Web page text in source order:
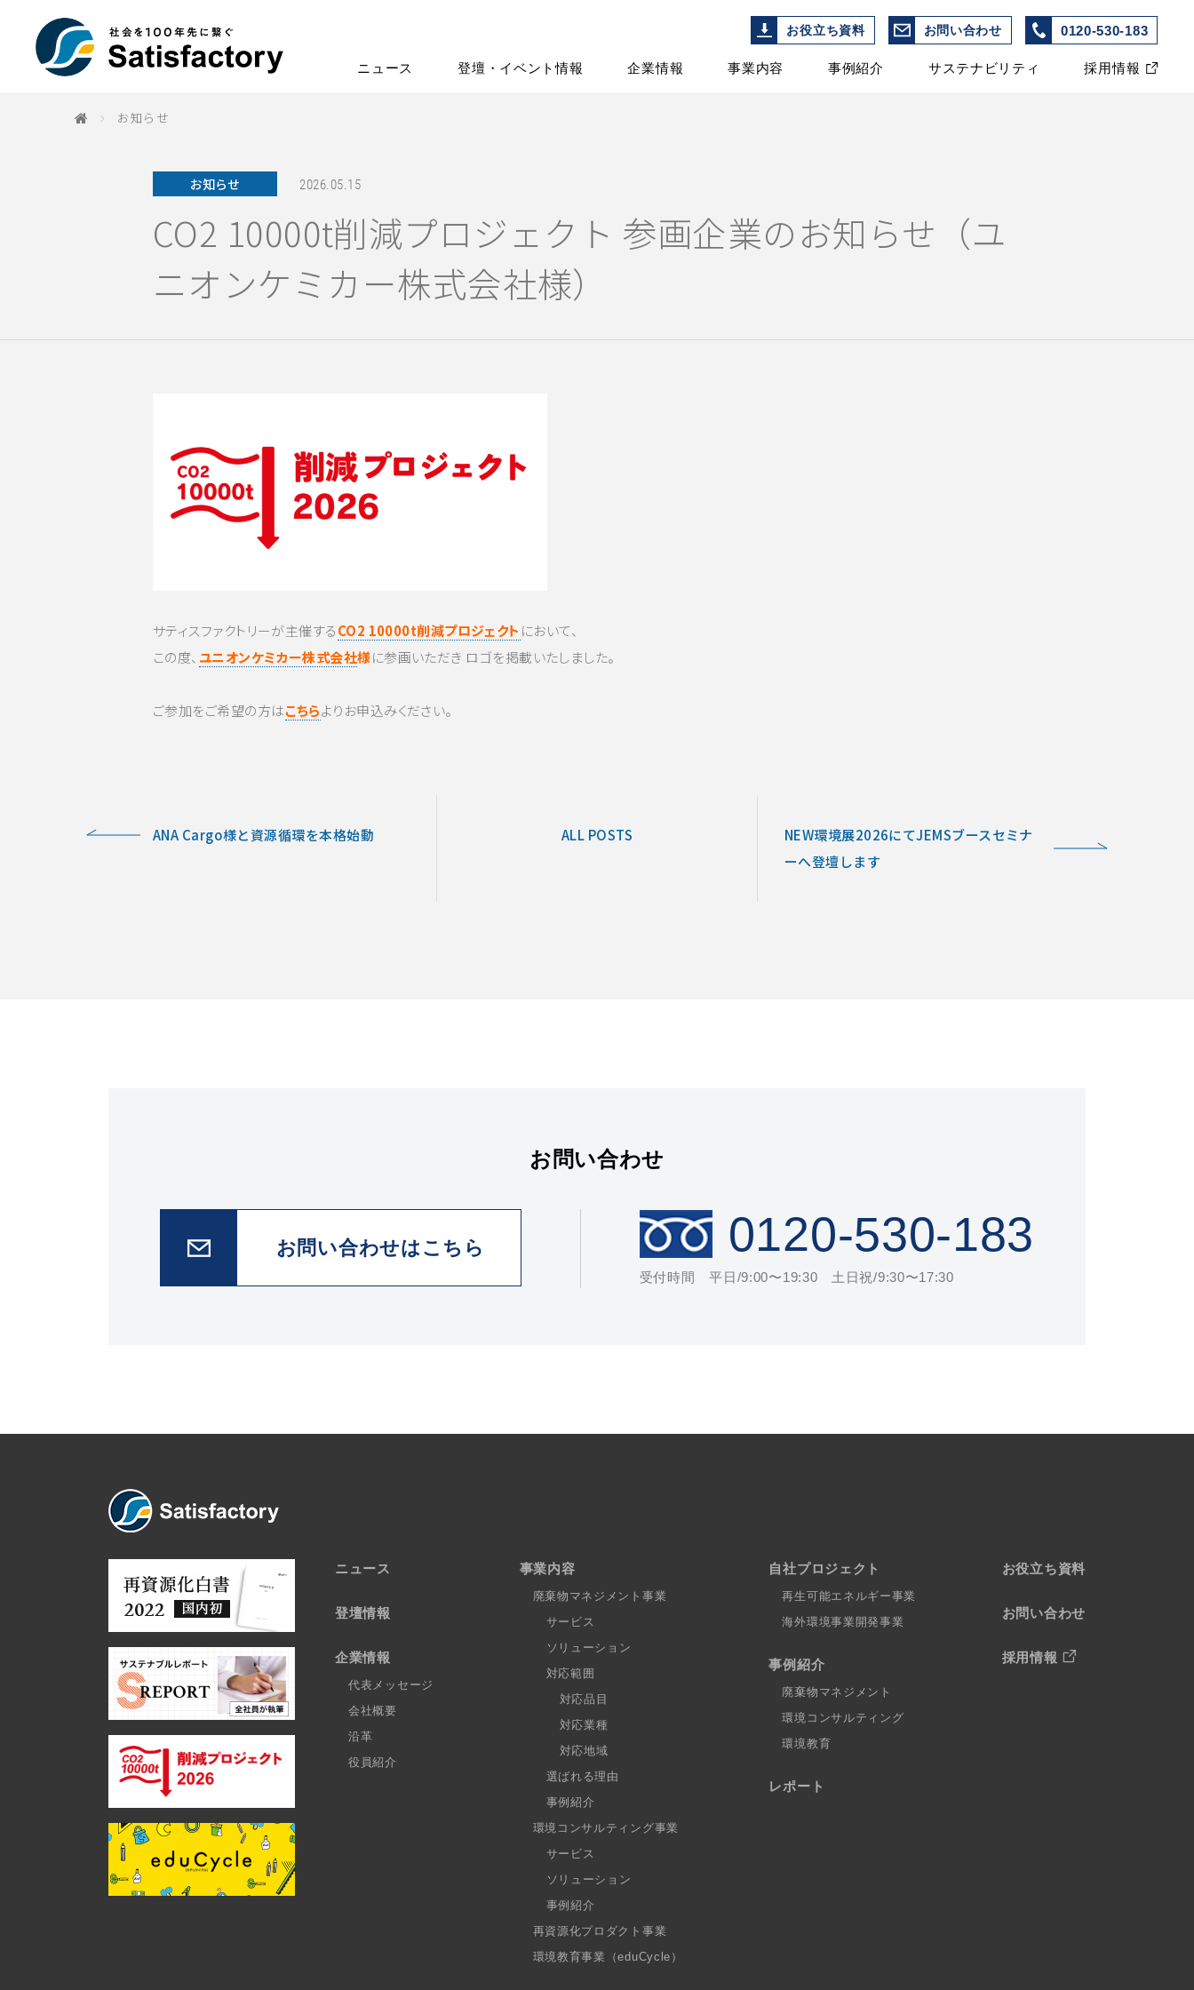
お役立ち資料 お問い合わせ 0120-530-183
ニュース 登壇・イベント情報 企業情報 事業内容 事例紹介 サステナビリティ 採用情報
お知らせ
お知らせ 2026.05.15
CO2 10000t削減プロジェクト 参画企業のお知らせ（ユ
ニオンケミカー株式会社様）
サティスファクトリーが主催するCO2 10000t削減プロジェクト において、
この度、 ユニオンケミカー株式会社様に参画いただき ロゴを掲載いたしました。
ご参加をご希望の方はこちらよりお申込みください。
ANA Cargo様と資源循環を本格始動 ALL POSTS
NEW環境展2026にてJEMSブースセミナ
ーへ登壇します
お問い合わせ
お問い合わせはこちら 0120-530-183
受付時間 平日/9:00〜19:30 土日祝/9:30〜17:30
ニュース
登壇情報
企業情報
代表メッセージ
会社概要
沿革
役員紹介
事業内容
廃棄物マネジメント事業
サービス
ソリューション
対応範囲
対応品目
対応業種
対応地域
選ばれる理由
事例紹介
環境コンサルティング事業
サービス
ソリューション
事例紹介
再資源化プロダクト事業
環境教育事業（eduCycle）
自社プロジェクト
再生可能エネルギー事業
海外環境事業開発事業
事例紹介
廃棄物マネジメント
環境コンサルティング
環境教育
レポート
お役立ち資料
お問い合わせ
採用情報